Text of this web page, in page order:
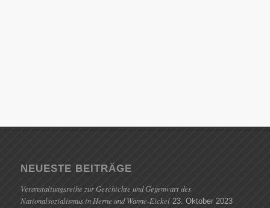
NEUESTE BEITRÄGE
Veranstaltungsreihe zur Geschichte und Gegenwart des
Nationalsozialismus in Herne und Wanne-Eickel 23. Oktober 2023